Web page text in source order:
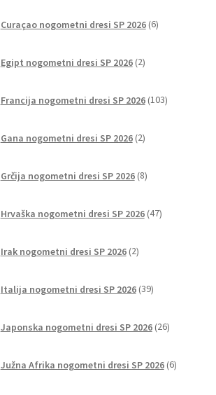
Curaçao nogometni dresi SP 2026 6izdelkov
Egipt nogometni dresi SP 2026 2izdelka
Francija nogometni dresi SP 2026 103izdelki
Gana nogometni dresi SP 2026 2izdelka
Grčija nogometni dresi SP 2026 8izdelkov
Hrvaška nogometni dresi SP 2026 47izdelkov
Irak nogometni dresi SP 2026 2izdelka
Italija nogometni dresi SP 2026 39izdelkov
Japonska nogometni dresi SP 2026 26izdelkov
Južna Afrika nogometni dresi SP 2026 6izdelkov